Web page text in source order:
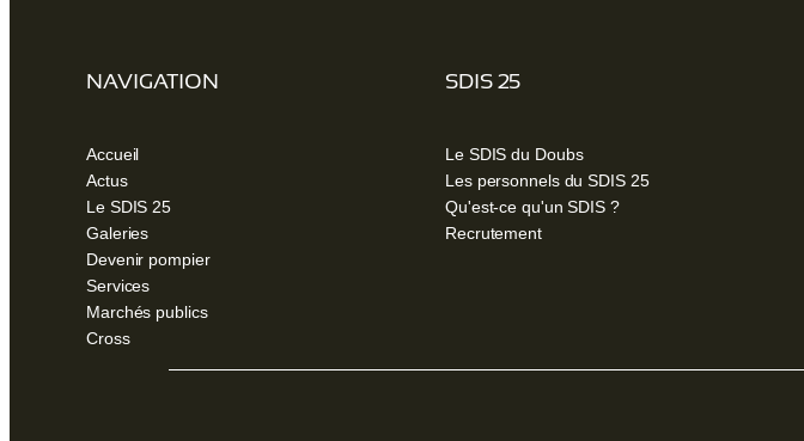
NAVIGATION
Accueil
Actus
Le SDIS 25
Galeries
Devenir pompier
Services
Marchés publics
Cross
SDIS 25
Le SDIS du Doubs
Les personnels du SDIS 25
Qu'est-ce qu'un SDIS ?
Recrutement